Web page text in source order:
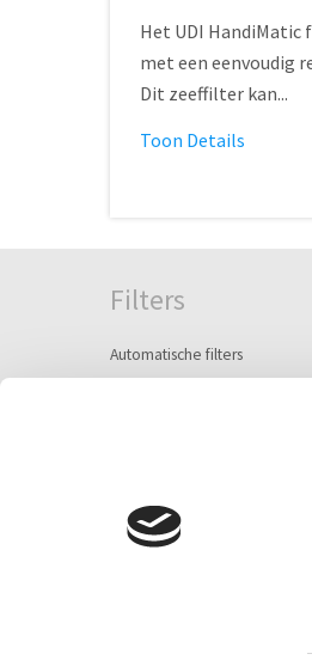
Het UDI HandiMatic
met een eenvoudig
Dit zeeffilter kan...
Toon Details
Filters
Automatische filters
Ringenfilters
Seperators / zandafscheiding